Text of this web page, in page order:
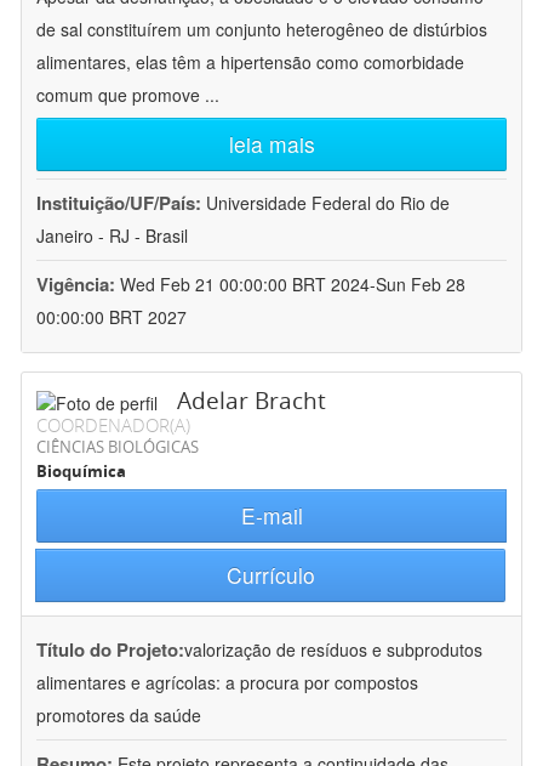
de sal constituírem um conjunto heterogêneo de distúrbios
alimentares, elas têm a hipertensão como comorbidade
comum que promove ...
leia mais
Instituição/UF/País: Universidade Federal do Rio de
Janeiro - RJ - Brasil
Vigência: Wed Feb 21 00:00:00 BRT 2024-Sun Feb 28
00:00:00 BRT 2027
Adelar Bracht
COORDENADOR(A)
CIÊNCIAS BIOLÓGICAS
Bioquímica
E-mail
Currículo
Título do Projeto:valorização de resíduos e subprodutos
alimentares e agrícolas: a procura por compostos
promotores da saúde